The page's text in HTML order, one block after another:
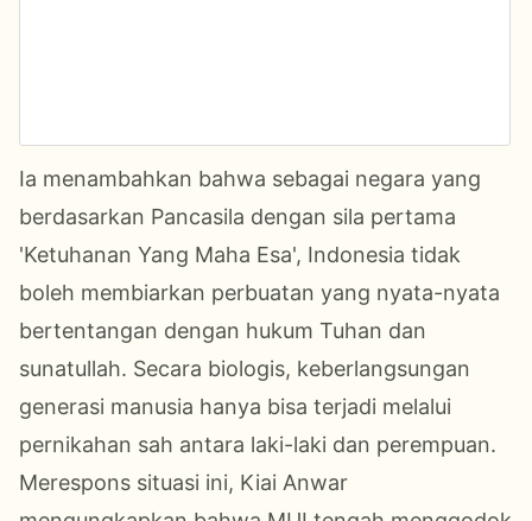
Ia menambahkan bahwa sebagai negara yang
berdasarkan Pancasila dengan sila pertama
'Ketuhanan Yang Maha Esa', Indonesia tidak
boleh membiarkan perbuatan yang nyata-nyata
bertentangan dengan hukum Tuhan dan
sunatullah. Secara biologis, keberlangsungan
generasi manusia hanya bisa terjadi melalui
pernikahan sah antara laki-laki dan perempuan.
Merespons situasi ini, Kiai Anwar